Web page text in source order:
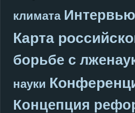
климата Интервью
Карта
борьбе с
науки
Концепция